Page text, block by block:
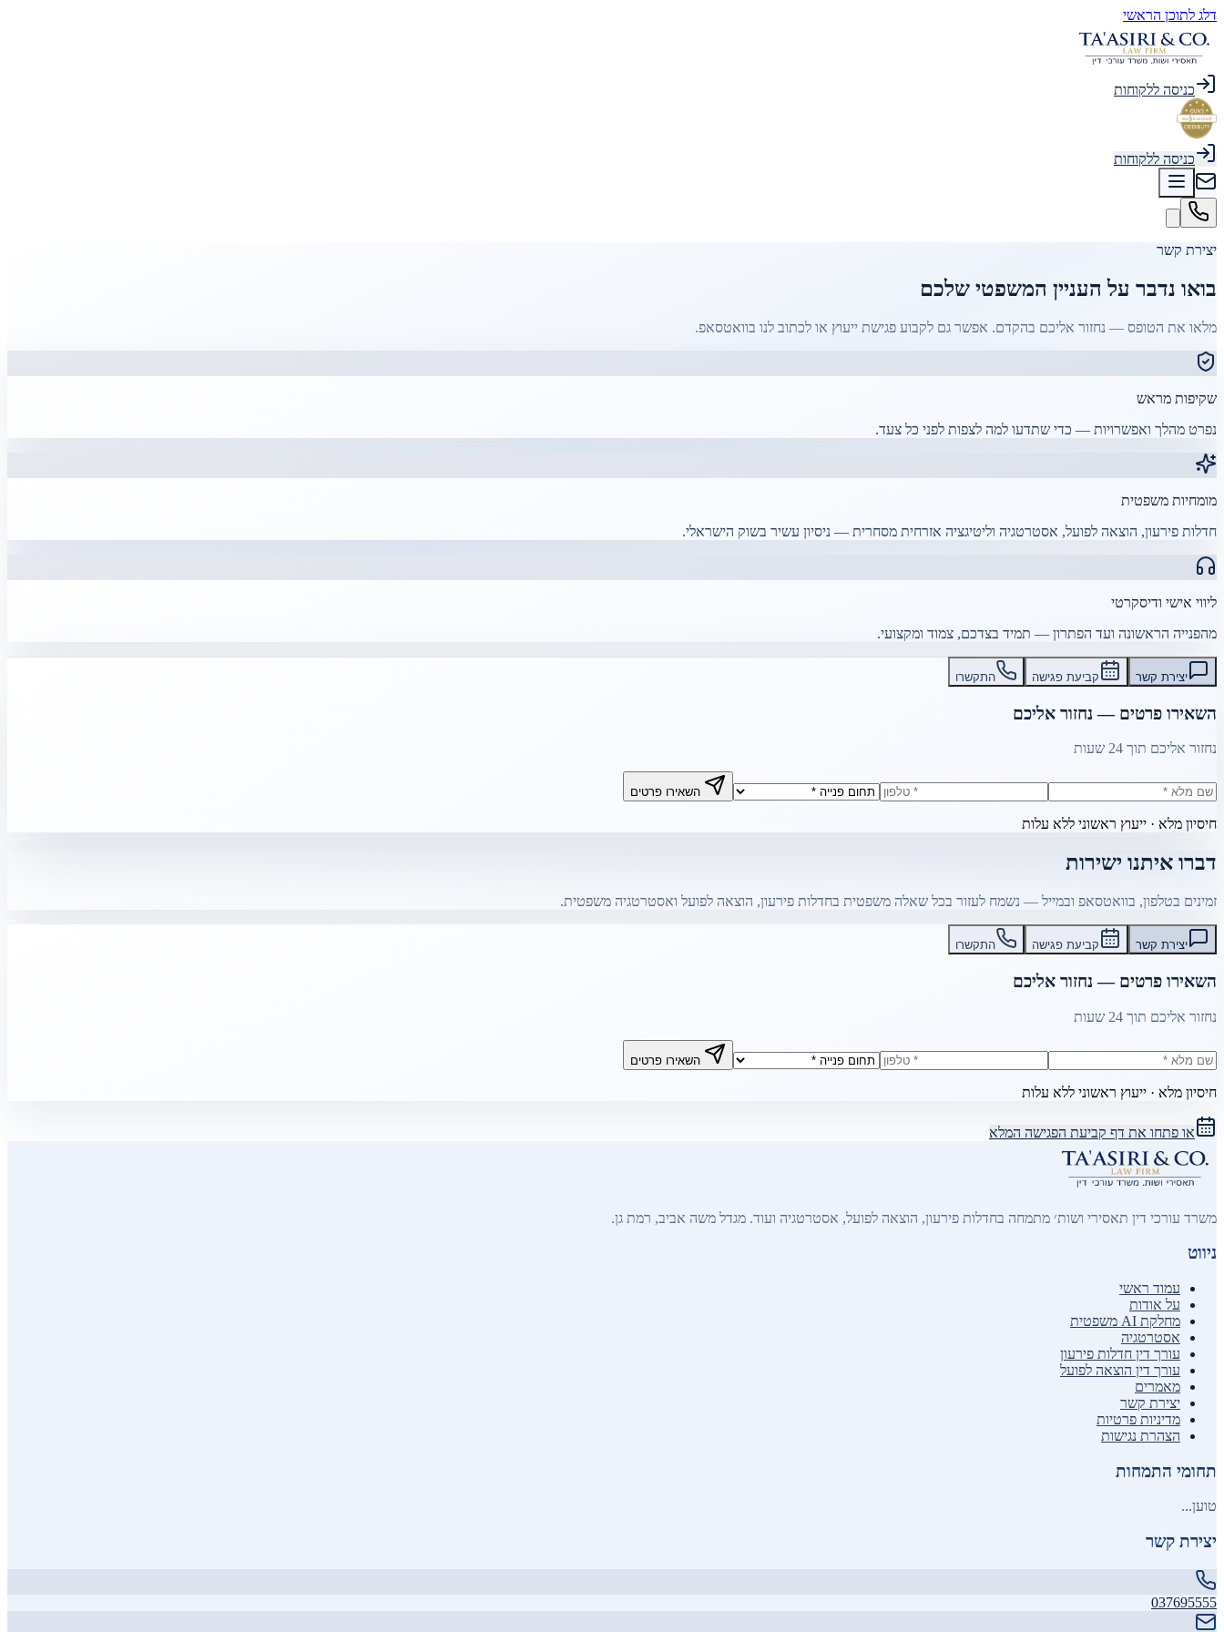
דלג לתוכן הראשי
כניסה ללקוחות
כניסה ללקוחות
יצירת קשר
בואו נדבר על העניין המשפטי שלכם
מלאו את הטופס — נחזור אליכם בהקדם. אפשר גם לקבוע פגישת ייעוץ או לכתוב לנו בוואטסאפ.
שקיפות מראש
נפרט מהלך ואפשרויות — כדי שתדעו למה לצפות לפני כל צעד.
מומחיות משפטית
חדלות פירעון, הוצאה לפועל, אסטרטגיה וליטיגציה אזרחית מסחרית — ניסיון עשיר בשוק הישראלי.
ליווי אישי ודיסקרטי
מהפנייה הראשונה ועד הפתרון — תמיד בצדכם, צמוד ומקצועי.
יצירת קשר קביעת פגישה התקשרו
השאירו פרטים — נחזור אליכם
נחזור אליכם תוך 24 שעות
השאירו פרטים
חיסיון מלא · ייעוץ ראשוני ללא עלות
דברו איתנו ישירות
זמינים בטלפון, בוואטסאפ ובמייל — נשמח לעזור בכל שאלה משפטית בחדלות פירעון, הוצאה לפועל ואסטרטגיה משפטית.
יצירת קשר קביעת פגישה התקשרו
השאירו פרטים — נחזור אליכם
נחזור אליכם תוך 24 שעות
השאירו פרטים
חיסיון מלא · ייעוץ ראשוני ללא עלות
או פתחו את דף קביעת הפגישה המלא
משרד עורכי דין תאסירי ושות׳ מתמחה בחדלות פירעון, הוצאה לפועל, אסטרטגיה ועוד. מגדל משה אביב, רמת גן.
ניווט
עמוד ראשי
על אודות
מחלקת AI משפטית
אסטרטגיה
עורך דין חדלות פירעון
עורך דין הוצאה לפועל
מאמרים
יצירת קשר
מדיניות פרטיות
הצהרת נגישות
תחומי התמחות
טוען...
יצירת קשר
037695555